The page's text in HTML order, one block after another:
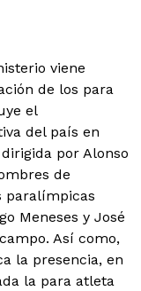
viene
de los para
el
del país en
por Alonso
de
paralímpicas
Meneses y José
Así como,
la presencia, en
la para atleta